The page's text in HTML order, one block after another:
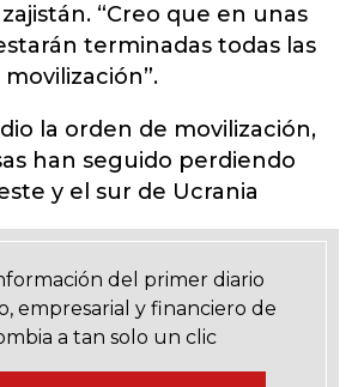
“Creo que en unas
terminadas todas las
la orden de movilización,
han seguido perdiendo
y el sur de Ucrania
del primer diario
empresarial y financiero de
a tan solo un clic